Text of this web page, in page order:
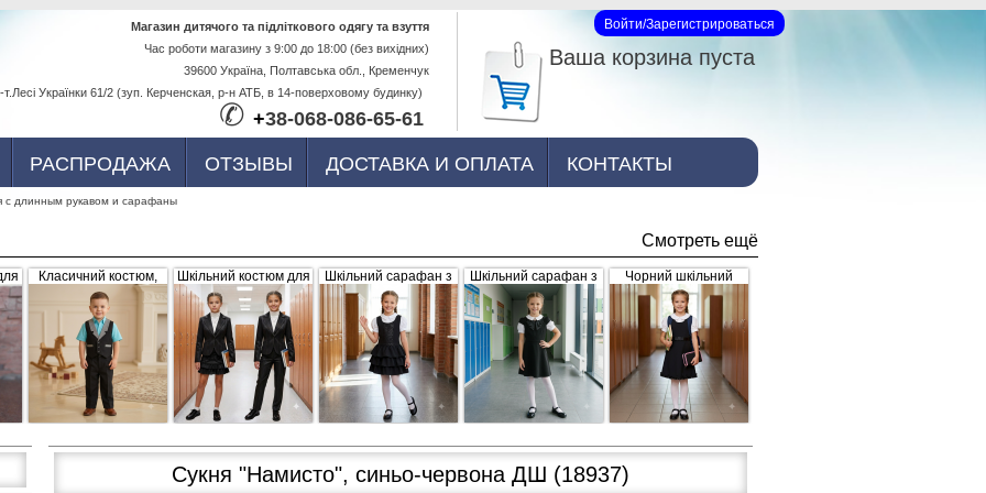
Перейти к
основному
содержанию
РАСПРОДАЖА ОТЗЫВЫ ДОСТАВКА И ОПЛАТА КОНТАКТЫ
Вход на сайт
Войти/Зарегистрироваться
Ваша корзина пуста
Магазин дитячого та підліткового одягу та взуття
Час роботи магазину з 9:00 до 18:00 (без вихідних)
39600 Україна, Полтавська обл., Кременчук
т.Лесі Українки 61/2 (зуп. Керченская, р-н АТБ, в 14-поверховому будинку)
✆ +38-068-086-65-61
с длинным рукавом и сарафаны
Смотреть ещё
Класичний костюм,
чорний з сіро-білими
вставками (жилетка +
штани)
Шкільний костюм для
дівчинки, трійка
Шкільний сарафан з
рюшами, чорний
Шкільний сарафан з
брошкою, чорний
Чорний шкільний
сарафан для дівчинки
з рюшками внизу та
завищеним поясом
(арт.398)
Сукня "Намисто", синьо-червона ДШ (18937)